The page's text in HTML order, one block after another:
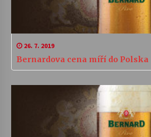
26. 7. 2019
Bernardova cena míří do Polska